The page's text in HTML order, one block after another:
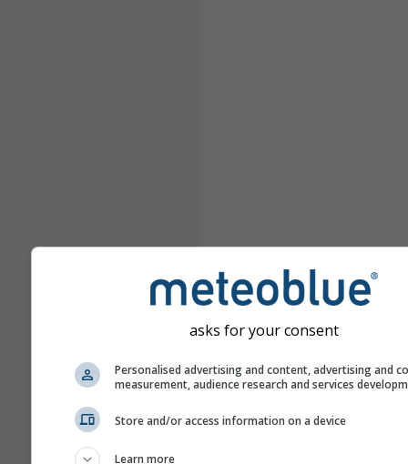
asks for your consent
Personalised advertising and content, advertising and
measurement, audience research and services
Store and/or access information on a device
Learn more